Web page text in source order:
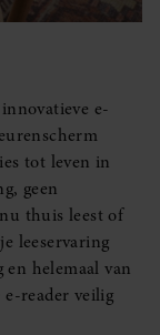
e-
tot leven in
geen
thuis leest of
leeservaring
helemaal van
e-reader veilig